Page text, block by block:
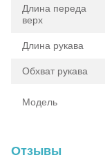
Длина переда
верх
Длина рукава
Обхват рукава
Модель
Отзывы